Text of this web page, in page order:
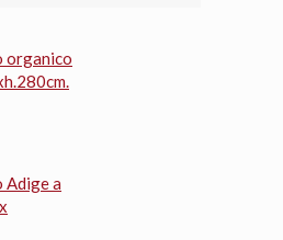
organico
Adige a